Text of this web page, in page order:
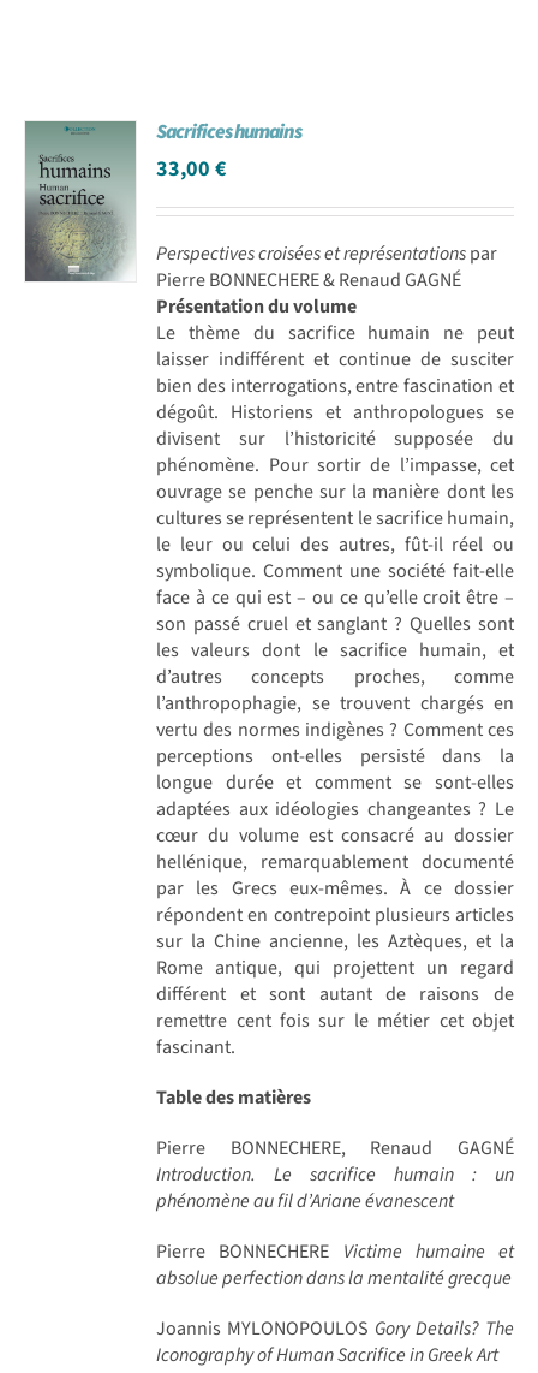
Sacrifices humains
33,00€
Perspectives croisées et représentationspar
Pierre BONNECHERE & Renaud GAGNÉ
Présentation du volume
Le thème du sacrifice humain ne peut
laisser indifférent et continue de susciter
bien des interrogations, entre fascination et
dégoût. Historiens et anthropologues se
divisent sur l’historicité supposée du
phénomène. Pour sortir de l’impasse, cet
ouvrage se penche sur la manière dont les
cultures se représentent le sacrifice humain,
le leur ou celui des autres, fût-il réel ou
symbolique. Comment une société fait-elle
face à ce qui est – ou ce qu’elle croit être –
son passé cruel et sanglant ? Quelles sont
les valeurs dont le sacrifice humain, et
d’autres concepts proches, comme
l’anthropophagie, se trouvent chargés en
vertu des normes indigènes ? Comment ces
perceptions ont-elles persisté dans la
longue durée et comment se sont-elles
adaptées aux idéologies changeantes ? Le
cœur du volume est consacré au dossier
hellénique, remarquablement documenté
par les Grecs eux-mêmes. À ce dossier
répondent en contrepoint plusieurs articles
sur la Chine ancienne, les Aztèques, et la
Rome antique, qui projettent un regard
différent et sont autant de raisons de
remettre cent fois sur le métier cet objet
fascinant.
Table des matières
Pierre BONNECHERE, Renaud GAGNÉ
Introduction. Le sacrifice humain : un
phénomène au fil d’Ariane évanescent
Pierre BONNECHERE Victime humaine et
absolue perfection dans la mentalité grecque
Joannis MYLONOPOULOS Gory Details? The
Iconography of Human Sacrifice in Greek Art